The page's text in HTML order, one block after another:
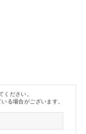
ださい。
る場合がございます。